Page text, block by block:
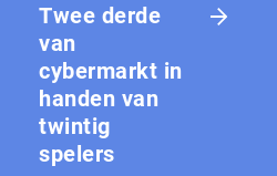
Twee derde
van
cybermarkt in
handen van
twintig
spelers